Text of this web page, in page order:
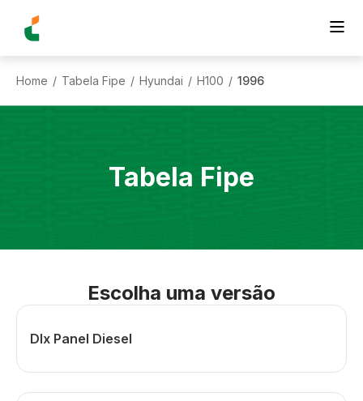
Home / Tabela Fipe / Hyundai / H100 / 1996
Tabela Fipe
Escolha uma versão
Dlx Panel Diesel